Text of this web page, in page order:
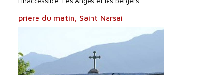
prière du matin, Saint Narsai